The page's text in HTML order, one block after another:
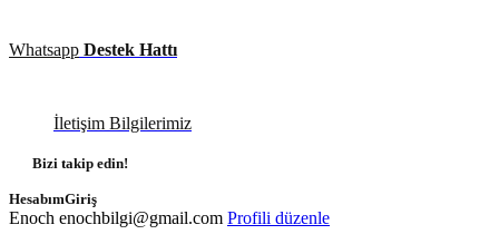
Whatsapp Destek Hattı
İletişim Bilgilerimiz
Bizi takip edin!
HesabımGiriş
Enoch enochbilgi@gmail.com Profili düzenle